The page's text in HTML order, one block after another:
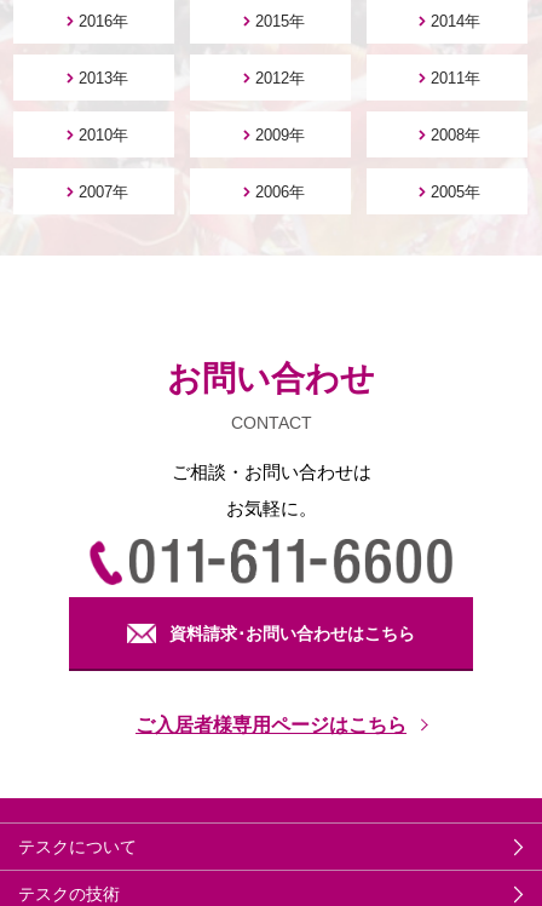
2016年 2015年 2014年
2013年 2012年 2011年
2010年 2009年 2008年
2007年 2006年 2005年
お問い合わせ
CONTACT
ご相談・お問い合わせは
お気軽に。
資料請求･お問い合わせはこちら
ご入居者様専用ページはこちら
テスクについて
テスクの技術